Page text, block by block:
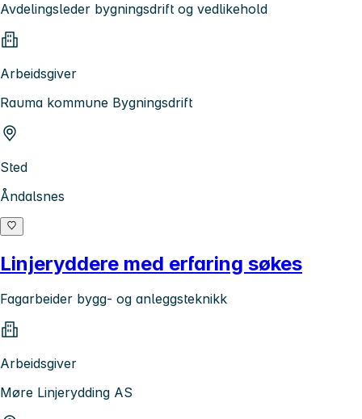
Avdelingsleder bygningsdrift og vedlikehold
Arbeidsgiver
Rauma kommune Bygningsdrift
Sted
Åndalsnes
Linjeryddere med erfaring søkes
Fagarbeider bygg- og anleggsteknikk
Arbeidsgiver
Møre Linjerydding AS